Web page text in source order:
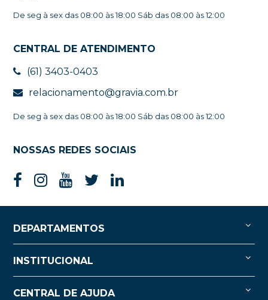
De seg à sex das 08:00 às 18:00 Sáb das 08:00 às 12:00
CENTRAL DE ATENDIMENTO
(61) 3403-0403
relacionamento@gravia.com.br
De seg à sex das 08:00 às 18:00 Sáb das 08:00 às 12:00
NOSSAS REDES SOCIAIS
DEPARTAMENTOS
INSTITUCIONAL
CENTRAL DE AJUDA